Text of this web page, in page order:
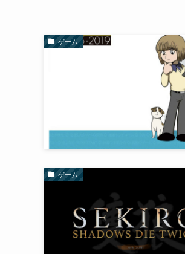
ゲーム
ゲーム